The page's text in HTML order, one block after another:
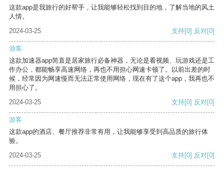
这款app是我旅行的好帮手，让我能够轻松找到目的地，了解当地的风土
人情。
2024-03-25
支持[0] 反对[0]
游客
这款加速器app简直是居家旅行必备神器，无论是看视频、玩游戏还是工
作办公，都能畅享高速网络，再也不用担心网速卡顿了。以前出差的时
候，经常因为网速慢而无法正常使用网络，现在有了这个app，我再也不
用担心了。
2024-03-25
支持[0] 反对[0]
游客
这款app的酒店、餐厅推荐非常有用，让我能够享受到高品质的旅行体
验。
2024-03-25
支持[0] 反对[0]